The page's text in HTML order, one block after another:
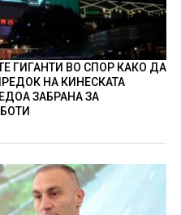
ГИГАНТИ ВО СПОР КАКО ДА
НА КИНЕСКАТА
ЗАБРАНА ЗА